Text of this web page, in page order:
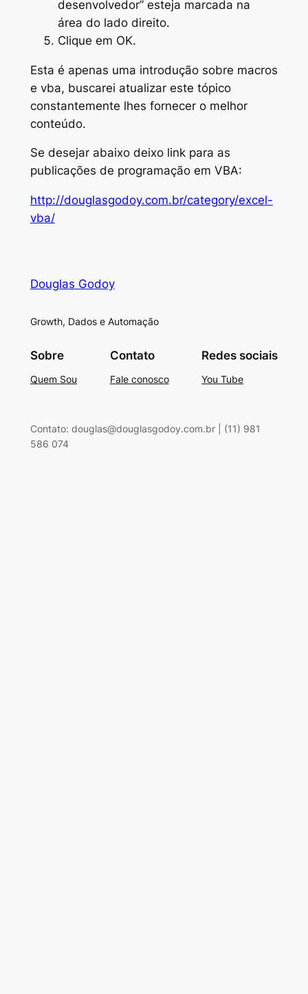
desenvolvedor” esteja marcada na
área do lado direito.
Clique em OK.
Esta é apenas uma introdução sobre macros
e vba, buscarei atualizar este tópico
constantemente lhes fornecer o melhor
conteúdo.
Se desejar abaixo deixo link para as
publicações de programação em VBA:
http://douglasgodoy.com.br/category/excel-
vba/
Douglas Godoy
Growth, Dados e Automação
Sobre
Quem Sou
Contato
Fale conosco
Redes sociais
You Tube
Contato: douglas@douglasgodoy.com.br | (11) 981
586 074